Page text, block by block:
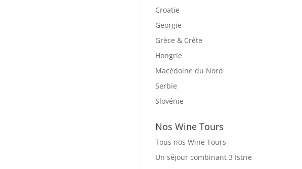
Croatie
Georgie
Grèce & Crète
Hongrie
Macédoine du Nord
Serbie
Slovénie
Nos Wine Tours
Tous nos Wine Tours
Un séjour combinant 3 Istrie